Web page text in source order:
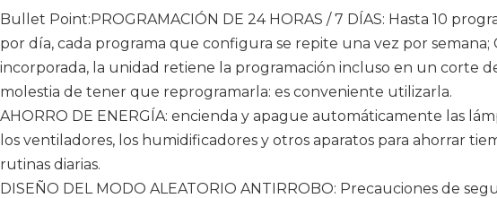
Bullet Point:PROGRAMACIÓN DE 24 HORAS / 7 DÍAS: Hasta 10
por día, cada programa que configura se repite una vez por semana;
incorporada, la unidad retiene la programación incluso en un corte
molestia de tener que reprogramarla: es conveniente utilizarla.
AHORRO DE ENERGÍA: encienda y apague automáticamente las
los ventiladores, los humidificadores y otros aparatos para ahorrar
rutinas diarias.
DISEÑO DEL MODO ALEATORIO ANTIRROBO: Precauciones de